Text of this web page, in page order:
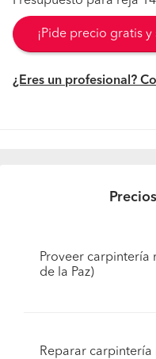
¡Pide precio gratis
¿Eres un profesional?
Proveer carpintería
de la Paz)
Reparar carpintería